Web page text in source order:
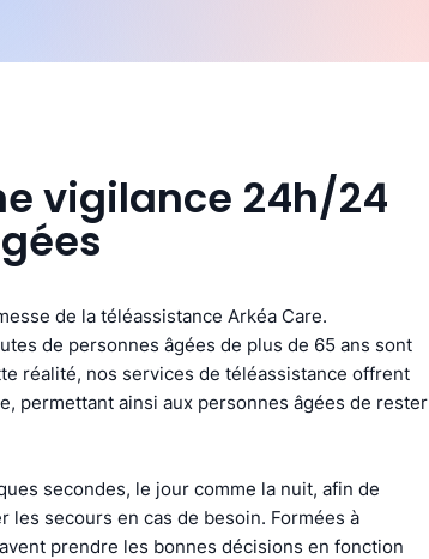
vigilance 24h/24
de la téléassistance Arkéa Care.
de personnes âgées de plus de 65 ans sont
réalité, nos services de téléassistance offrent
permettant ainsi aux personnes âgées de rester
secondes, le jour comme la nuit, afin de
secours en cas de besoin. Formées à
prendre les bonnes décisions en fonction